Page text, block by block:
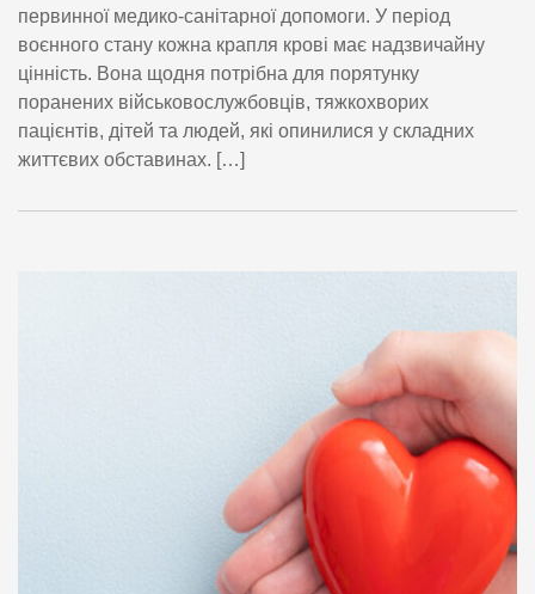
первинної медико-санітарної допомоги. У період
воєнного стану кожна крапля крові має надзвичайну
цінність. Вона щодня потрібна для порятунку
поранених військовослужбовців, тяжкохворих
пацієнтів, дітей та людей, які опинилися у складних
життєвих обставинах. […]